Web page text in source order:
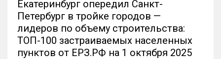
Екатеринбург опередил Санкт-
Петербург в тройке городов —
лидеров по объему строительства:
ТОП-100 застраиваемых населенных
пунктов от ЕРЗ.РФ на 1 октября 2025